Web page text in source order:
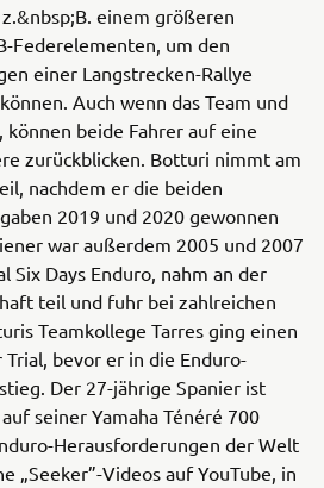
einem größeren
Federelementen, um den
einer Langstrecken-Rallye
Auch wenn das Team und
beide Fahrer auf eine
zurückblicken. Botturi nimmt am
nachdem er die beiden
2019 und 2020 gewonnen
war außerdem 2005 und 2007
Six Days Enduro, nahm an der
teil und fuhr bei zahlreichen
Teamkollege Tarres ging einen
bevor er in die Enduro-
Der 27-jährige Spanier ist
seiner Yamaha Ténéré 700
Herausforderungen der Welt
„Seeker”-Videos auf YouTube, in